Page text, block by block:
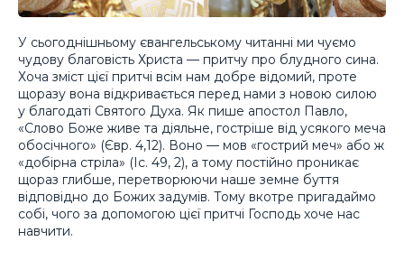
У сьогоднішньому євангельському читанні ми чуємо
чудову благовість Христа — притчу про блудного сина.
Хоча зміст цієї притчі всім нам добре відомий, проте
щоразу вона відкривається перед нами з новою силою
у благодаті Святого Духа. Як пише апостол Павло,
«Слово Боже живе та діяльне, гостріше від усякого меча
обосічного» (Євр. 4,12). Воно — мов «гострий меч» або ж
«добірна стріла» (Іс. 49, 2), а тому постійно проникає
щораз глибше, перетворюючи наше земне буття
відповідно до Божих задумів. Тому вкотре пригадаймо
собі, чого за допомогою цієї притчі Господь хоче нас
навчити.